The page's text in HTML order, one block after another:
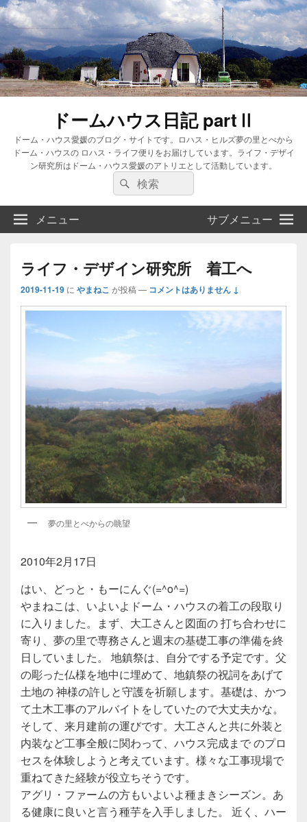
ドームハウス日記 partⅡ
ドーム・ハウス愛媛のブログ・サイトです。ロハス・ヒルズ夢の里とべから
ドーム・ハウスの ロハス・ライフ便りをお届けしています。ライフ・デザイ
ン研究所はドーム・ハウス愛媛のアトリエとして活動しています。
検
索:
検
索
メニュー サブメニュー
ライフ・デザイン研究所 着工へ
2019-11-19 に やまねこ が投稿 — コメントはありません ↓
夢の里とべからの眺望
2010年2月17日
はい、どっと・もーにんぐ(=^o^=)
やまねこは、いよいよドーム・ハウスの着工の段取り
に入りました。まず、大工さんと図面の 打ち合わせに
寄り、夢の里で専務さんと週末の基礎工事の準備を終
日していました。 地鎮祭は、自分でする予定です。父
の彫った仏様を地中に埋めて、地鎮祭の祝詞をあげて
土地の 神様の許しと守護を祈願します。基礎は、かつ
て土木工事のアルバイトをしていたので大丈夫かな。
そして、来月建前の運びです。大工さんと共に外装と
内装など工事全般に関わって、ハウス完成まで のプロ
セスを体験しようと考えています。様々な工事現場で
重ねてきた経験が役立ちそうです。
アグリ・ファームの方もいよいよ種まきシーズン。あ
る健康に良いと言う種芋を入手しました。 近く、ハー